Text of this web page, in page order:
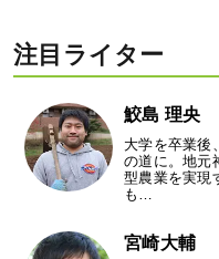
注目ライター
鮫島 理央
大学を卒業後
の道に。地元
型農業を実現
も…
宮崎大輔